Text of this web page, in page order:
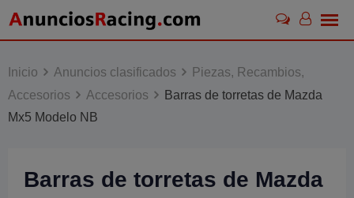
Skip
Inicio
Anuncios clasificados
Piezas, Recambios,
Accesorios
Accesorios
Barras de torretas de Mazda
Mx5 Modelo NB
Barras de torretas de Mazda